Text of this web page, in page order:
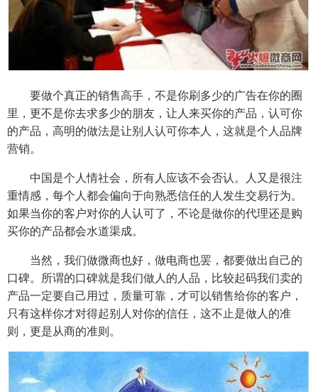
要做个真正的销售高手，不是你刷多少的广告在你的圈
里，更不是你去求多少的朋友，让人来买你的产品，认可你
的产品，高明的做法是让别人认可你本人，这就是个人品牌
营销。
中国是个人情社会，所有人应该不会否认。人又是很注
重情感，每个人都会偏向于向熟悉信任的人发生交易行为。
如果当你的客户对你的人认可了，不论是做你的代理还是购
买你的产品都会水道渠成。
当然，我们做微商也好，做电商也罢，都要做出自己的
口碑。所谓的口碑就是我们做人的人品，比较起码我们卖的
产品一定要自己用过，质量可靠，才可以销售给你的客户，
只有这样你才对得起别人对你的信任，这不止是做人的准
则，更是从商的准则。